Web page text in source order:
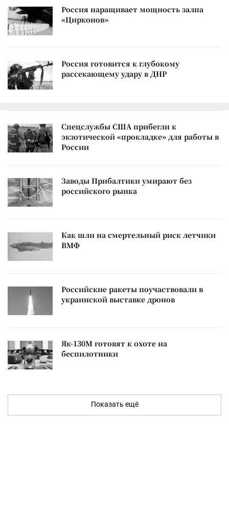
Россия наращивает мощность залпа
«Цирконов»
Россия готовится к глубокому
рассекающему удару в ДНР
Спецслужбы США прибегли к
экзотической «прокладке» для работы в
России
Заводы Прибалтики умирают без
российского рынка
Как шли на смертельный риск летчики
ВМФ
Российские ракеты поучаствовали в
украинской выставке дронов
Як-130М готовят к охоте на
беспилотники
Показать ещё